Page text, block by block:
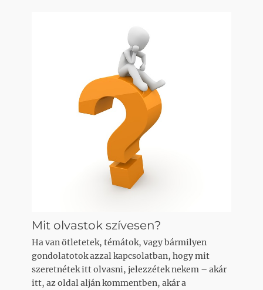
Mit olvastok szívesen?
Ha van ötletetek, témátok, vagy bármilyen
gondolatotok azzal kapcsolatban, hogy mit
szeretnétek itt olvasni, jelezzétek nekem – akár
itt, az oldal alján kommentben, akár a